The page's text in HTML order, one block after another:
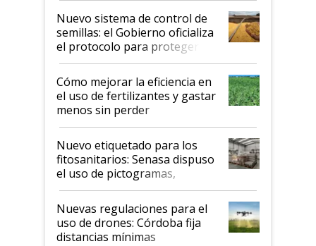
Nuevo sistema de control de
semillas: el Gobierno oficializa
el protocolo para proteger la
propiedad intelectual
Cómo mejorar la eficiencia en
el uso de fertilizantes y gastar
menos sin perder
productividad en la campaña
fina
Nuevo etiquetado para los
fitosanitarios: Senasa dispuso
el uso de pictogramas,
palabras de advertencia e
indicaciones
Nuevas regulaciones para el
uso de drones: Córdoba fija
distancias mínimas